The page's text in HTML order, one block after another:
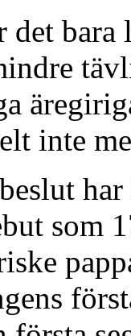
bara
inte
har
som